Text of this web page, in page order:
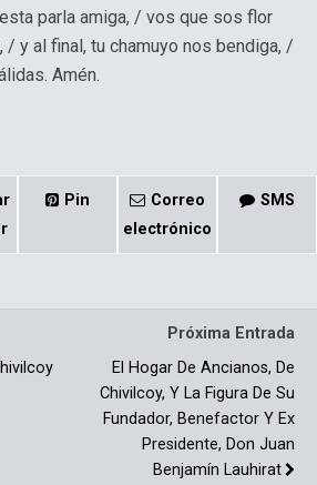
parla amiga, / vos que sos flor
y al final, tu chamuyo nos bendiga, /
Amén.
Pin
Correo
electrónico
SMS
Próxima Entrada
El Hogar De Ancianos, De
Chivilcoy, Y La Figura De Su
Fundador, Benefactor Y Ex
Presidente, Don Juan
Benjamín Lauhirat